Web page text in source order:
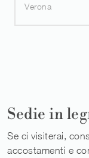
Verona
Sedie in
Se ci visiterai,
accostamenti e